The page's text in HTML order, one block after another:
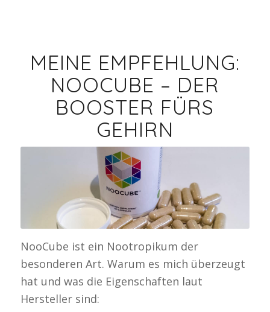
MEINE EMPFEHLUNG:
NOOCUBE – DER
BOOSTER FÜRS
GEHIRN
NooCube ist ein Nootropikum der
besonderen Art. Warum es mich überzeugt
hat und was die Eigenschaften laut
Hersteller sind: